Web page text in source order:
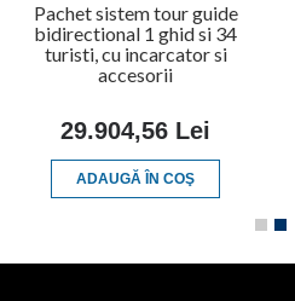
Pachet sistem tour guide
bidirectional 1 ghid si 34
turisti, cu incarcator si
accesorii
29.904,56 Lei
ADAUGĂ ÎN COŞ